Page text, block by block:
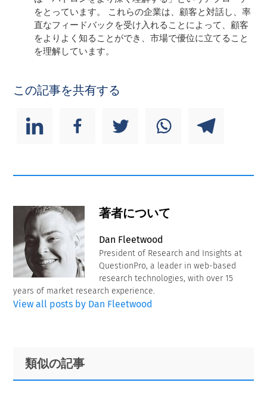
をとっています。 これらの企業は、顧客と対話し、率
直なフィードバックを受け入れることによって、顧客
をよりよく知ることができ、市場で優位に立てること
を理解しています。
この記事を共有する
著者について
Dan Fleetwood
President of Research and Insights at
QuestionPro, a leader in web-based
research technologies, with over 15
years of market research experience.
View all posts by Dan Fleetwood
Primary
Sidebar
Footer
類似の記事